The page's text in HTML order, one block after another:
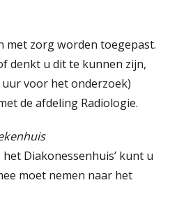
met zorg worden toegepast.
denkt u dit te kunnen zijn,
uur voor het onderzoek)
de afdeling Radiologie.
het Diakonessenhuis’ kunt u
moet nemen naar het